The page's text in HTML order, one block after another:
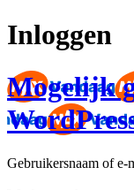
Inloggen
Mogelijk
Gebruikersnaam of e-